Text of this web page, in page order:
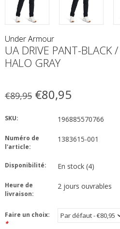
Under Armour
UA DRIVE PANT-BLACK
HALO GRAY
€89,95 €80,95
SKU: 196885570766
Numéro de
l'article:
1383615-001
Disponibilité: En stock (4)
Heure de
livraison:
2 jours ouvrables
Faire un choix:
*